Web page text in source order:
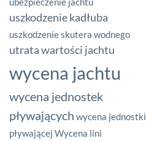
uszkodzenie kadłuba
uszkodzenie skutera wodnego
utrata wartości jachtu
wycena jachtu
wycena jednostek
pływających wycena jednostki
pływającej Wycena lini